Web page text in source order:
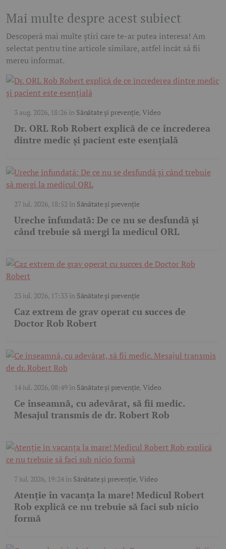
Mai multe despre acest subiect
Descoperă mai multe știri care te-ar putea interesa! Am
selectat pentru tine articole similare, astfel încât să fii
mereu informat.
3 aug. 2026, 18:26în Sănătate și prevenție,Video
Dr. ORL Rob Robert explică de ce încrederea
dintre medic și pacient este esențială
27 iul. 2026, 18:52 în Sănătate și prevenție
Ureche înfundată: De ce nu se desfundă și
când trebuie să mergi la medicul ORL
23 iul. 2026, 17:33în Sănătate și prevenție
Caz extrem de grav operat cu succes de
Doctor Rob Robert
14 iul. 2026, 08:49în Sănătate și prevenție,Video
Ce înseamnă, cu adevărat, să fii medic.
Mesajul transmis de dr. Robert Rob
7 iul. 2026, 19:24în Sănătate și prevenție,Video
Atenție în vacanța la mare! Medicul Robert
Rob explică ce nu trebuie să faci sub nicio
formă